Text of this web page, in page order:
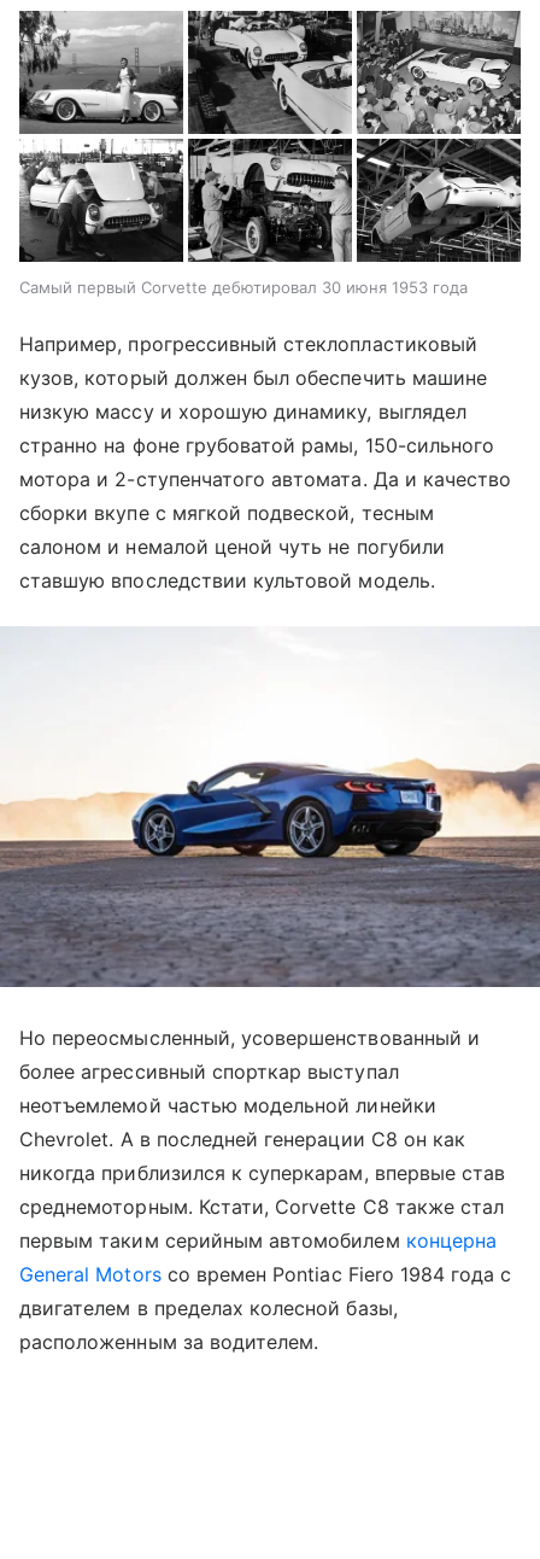
Самый первый Corvette дебютировал 30 июня 1953 года
Например, прогрессивный стеклопластиковый
кузов, который должен был обеспечить машине
низкую массу и хорошую динамику, выглядел
странно на фоне грубоватой рамы, 150-сильного
мотора и 2-ступенчатого автомата. Да и качество
сборки вкупе с мягкой подвеской, тесным
салоном и немалой ценой чуть не погубили
ставшую впоследствии культовой модель.
Но переосмысленный, усовершенствованный и
более агрессивный спорткар выступал
неотъемлемой частью модельной линейки
Chevrolet. А в последней генерации С8 он как
никогда приблизился к суперкарам, впервые став
среднемоторным. Кстати, Corvette C8 также стал
первым таким серийным автомобилем концерна
General Motorsсо времен Pontiac Fiero 1984 года с
двигателем в пределах колесной базы,
расположенным за водителем.